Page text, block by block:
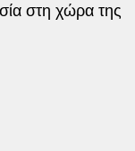
στη χώρα της